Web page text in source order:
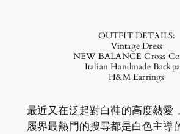
OUTFIT DETAILS:
Vintage Dress
NEW BALANCE Cross
Italian Handmade
H&M Earrings
最近又在泛起對白鞋的高度熱愛
履界最熱門的搜尋都是白色主導